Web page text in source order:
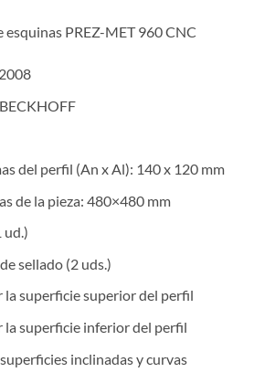
PREZ-MET 960 CNC
del perfil (An x Al): 140 x 120 mm
de la pieza: 480×480 mm
ud.)
sellado (2 uds.)
la superficie superior del perfil
la superficie inferior del perfil
inclinadas y curvas